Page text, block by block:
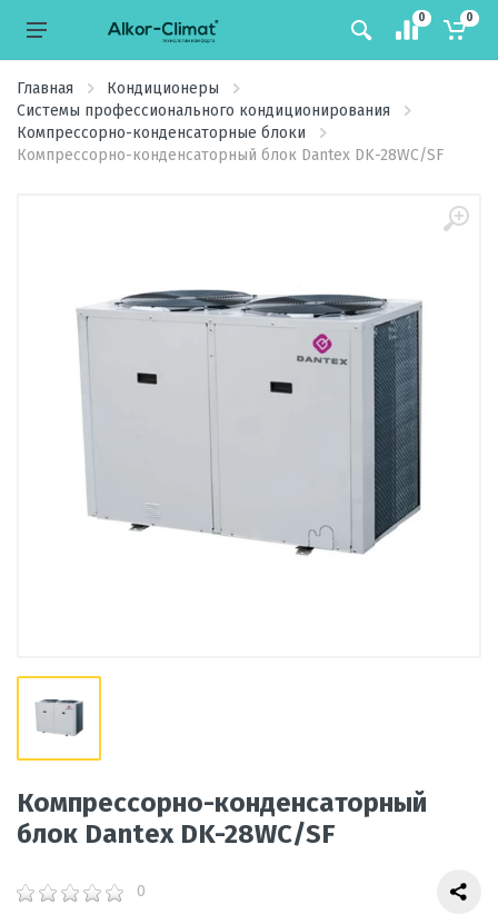
0 0
Главная
Кондиционеры
Системы профессионального кондиционирования
Компрессорно-конденсаторные блоки
Компрессорно-конденсаторный блок Dantex DK-28WC/SF
Компрессорно-конденсаторный
блок Dantex DK-28WC/SF
0